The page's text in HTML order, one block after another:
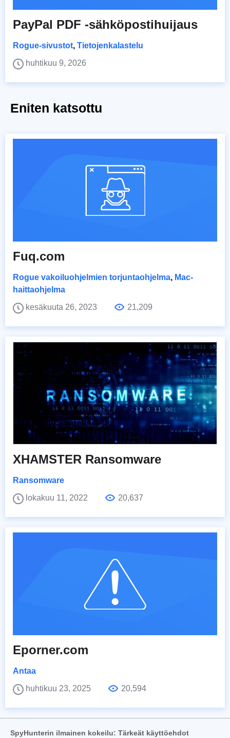
PayPal PDF -sähköpostihuijaus
Rogue-sivustot, Tietojenkalastelu
huhtikuu 9, 2026
Eniten katsottu
Fuq.com
Rogue vakoiluohjelmien torjuntaohjelma, Mac-
haittaohjelma
kesäkuuta 26, 2023
21,209
XHAMSTER Ransomware
Ransomware
lokakuu 11, 2022
20,637
Eporner.com
Antaa
huhtikuu 23, 2025
20,594
SpyHunterin ilmainen kokeilu: Tärkeät käyttöehdot